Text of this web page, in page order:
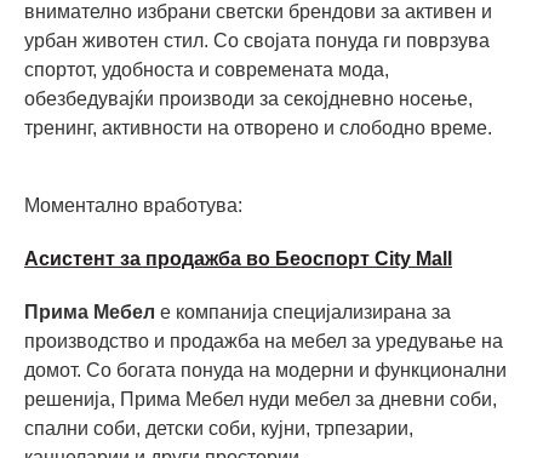
внимателно избрани светски брендови за активен и
урбан животен стил. Со својата понуда ги поврзува
спортот, удобноста и современата мода,
обезбедувајќи производи за секојдневно носење,
тренинг, активности на отворено и слободно време.
Моментално вработува:
Асистент за продажба во Беоспорт City Mall
Прима Мебел е компанија специјализирана за
производство и продажба на мебел за уредување на
домот. Со богата понуда на модерни и функционални
решенија, Прима Мебел нуди мебел за дневни соби,
спални соби, детски соби, кујни, трпезарии,